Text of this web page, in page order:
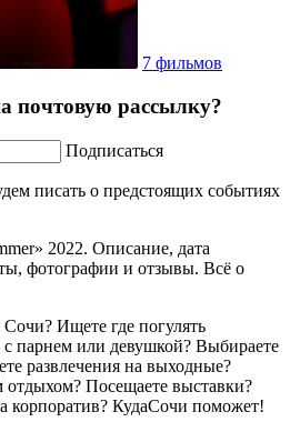
7 фильмов
почтовую рассылку?
Подписаться
писать о предстоящих событиях
2022. Описание, дата
фотографии и отзывы. Всё о
Сочи? Ищете где погулять
с парнем или девушкой? Выбираете
развлечения на выходные?
отдыхом? Посещаете выставки?
корпоратив? КудаСочи поможет!